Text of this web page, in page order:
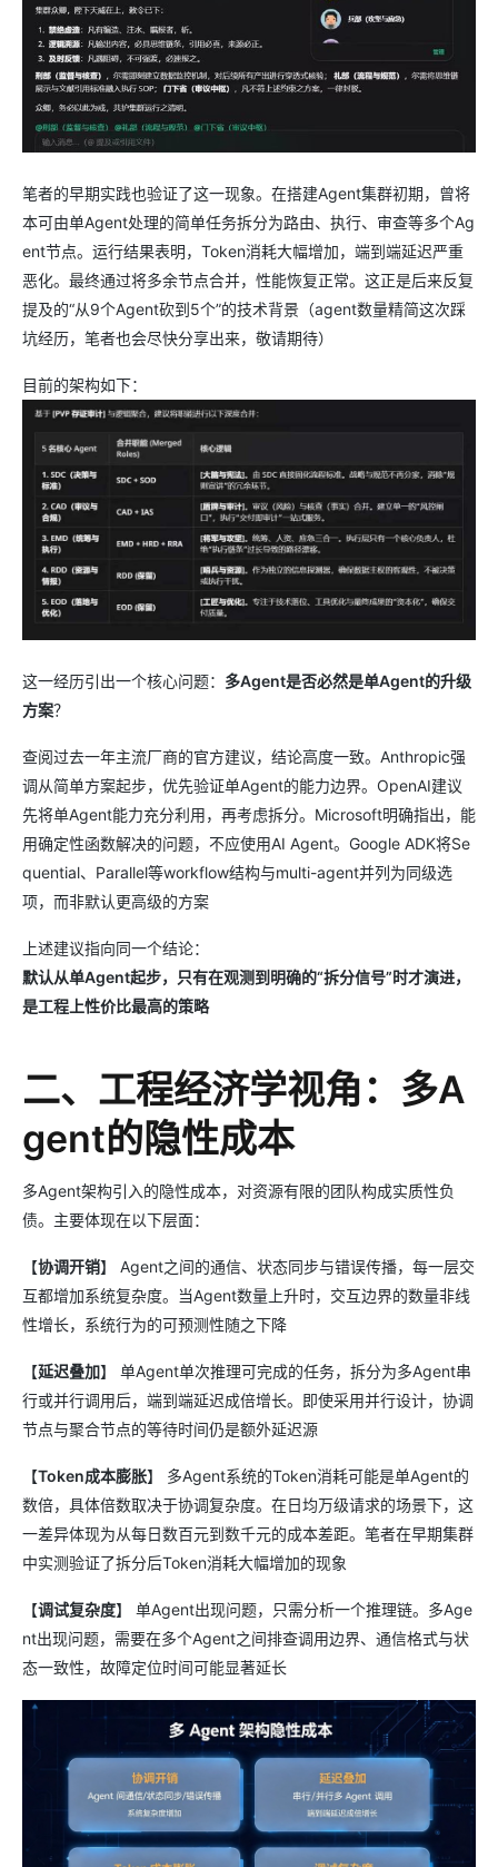
笔者的早期实践也验证了这一现象。在搭建Agent集群初期，曾将
本可由单Agent处理的简单任务拆分为路由、执行、审查等多个Ag
ent节点。运行结果表明，Token消耗大幅增加，端到端延迟严重
恶化。最终通过将多余节点合并，性能恢复正常。这正是后来反复
提及的“从9个Agent砍到5个”的技术背景（agent数量精简这次踩
坑经历，笔者也会尽快分享出来，敬请期待）
目前的架构如下：
这一经历引出一个核心问题： 多Agent是否必然是单Agent的升级
方案？
查阅过去一年主流厂商的官方建议，结论高度一致。Anthropic强
调从简单方案起步，优先验证单Agent的能力边界。OpenAI建议
先将单Agent能力充分利用，再考虑拆分。Microsoft明确指出，能
用确定性函数解决的问题，不应使用AI Agent。Google ADK将Se
quential、Parallel等workflow结构与multi-agent并列为同级选
项，而非默认更高级的方案
上述建议指向同一个结论：
默认从单Agent起步，只有在观测到明确的“拆分信号”时才演进，
是工程上性价比最高的策略
二、工程经济学视角：多A
gent的隐性成本
多Agent架构引入的隐性成本，对资源有限的团队构成实质性负
债。主要体现在以下层面：
【协调开销】 Agent之间的通信、状态同步与错误传播，每一层交
互都增加系统复杂度。当Agent数量上升时，交互边界的数量非线
性增长，系统行为的可预测性随之下降
【延迟叠加】 单Agent单次推理可完成的任务，拆分为多Agent串
行或并行调用后，端到端延迟成倍增长。即使采用并行设计，协调
节点与聚合节点的等待时间仍是额外延迟源
【Token成本膨胀】 多Agent系统的Token消耗可能是单Agent的
数倍，具体倍数取决于协调复杂度。在日均万级请求的场景下，这
一差异体现为从每日数百元到数千元的成本差距。笔者在早期集群
中实测验证了拆分后Token消耗大幅增加的现象
【调试复杂度】 单Agent出现问题，只需分析一个推理链。多Age
nt出现问题，需要在多个Agent之间排查调用边界、通信格式与状
态一致性，故障定位时间可能显著延长